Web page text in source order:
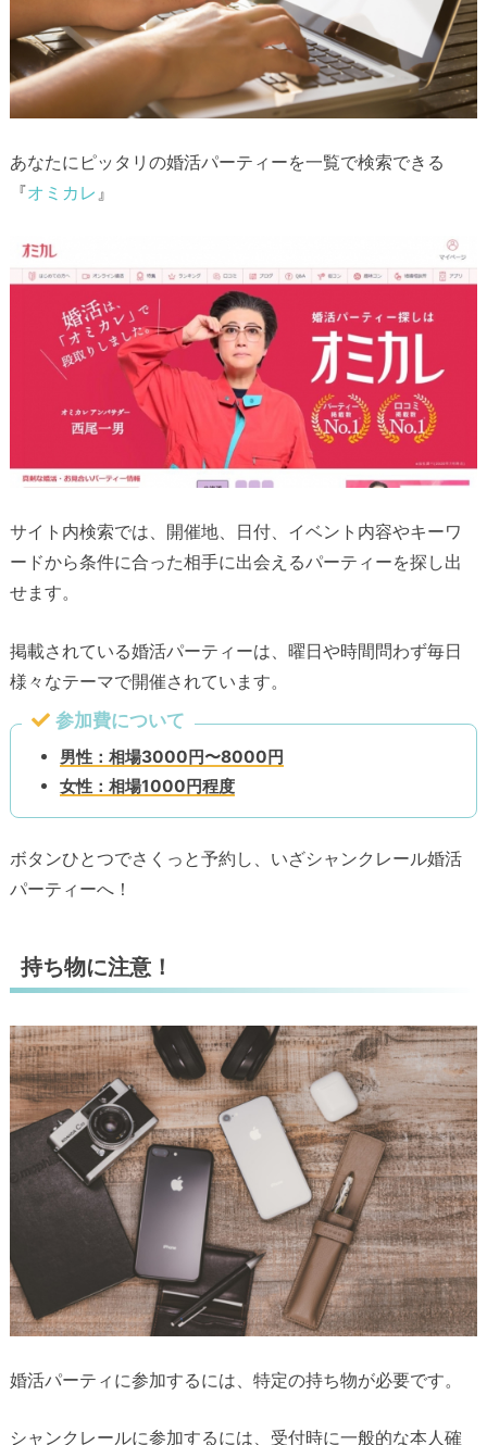
あなたにピッタリの婚活パーティーを一覧で検索できる
『オミカレ 』
サイト内検索では、開催地、日付、イベント内容やキーワ
ードから条件に合った相手に出会えるパーティーを探し出
せます。
掲載されている婚活パーティーは、曜日や時間問わず毎日
様々なテーマで開催されています。
参加費について
男性：相場3000円〜8000円
女性：相場1000円程度
ボタンひとつでさくっと予約し、いざシャンクレール婚活
パーティーへ！
持ち物に注意！
婚活パーティに参加するには、特定の持ち物が必要です。
シャンクレールに参加するには、受付時に一般的な本人確